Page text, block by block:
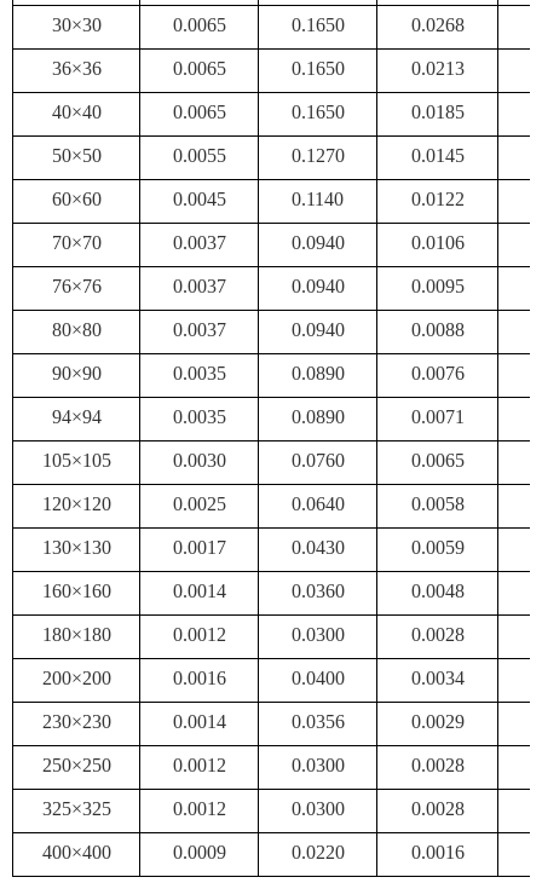
30×30 0.0065 0.1650 0.0268
36×36 0.0065 0.1650 0.0213
40×40 0.0065 0.1650 0.0185
50×50 0.0055 0.1270 0.0145
60×60 0.0045 0.1140 0.0122
70×70 0.0037 0.0940 0.0106
76×76 0.0037 0.0940 0.0095
80×80 0.0037 0.0940 0.0088
90×90 0.0035 0.0890 0.0076
94×94 0.0035 0.0890 0.0071
105×105 0.0030 0.0760 0.0065
120×120 0.0025 0.0640 0.0058
130×130 0.0017 0.0430 0.0059
160×160 0.0014 0.0360 0.0048
180×180 0.0012 0.0300 0.0028
200×200 0.0016 0.0400 0.0034
230×230 0.0014 0.0356 0.0029
250×250 0.0012 0.0300 0.0028
325×325 0.0012 0.0300 0.0028
400×400 0.0009 0.0220 0.0016